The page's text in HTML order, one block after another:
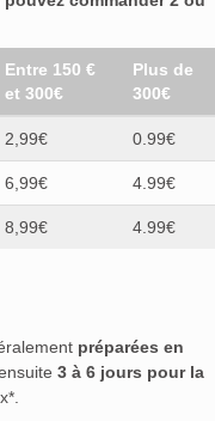
Entre 150 €
et 300€
Plus de
300€
2,99€ 0.99€
6,99€ 4.99€
8,99€ 4.99€
préparées en
3 à 6 jours pour la